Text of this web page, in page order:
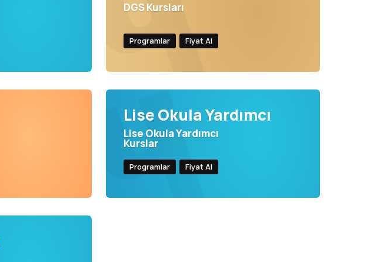
DGS Kursları
Programlar Fiyat Al
Lise Okula Yardımcı
Lise Okula Yardımcı
Kurslar
Programlar Fiyat Al